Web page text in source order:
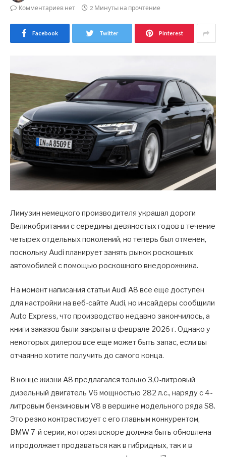
Комментариев нет
2 Минуты на прочтение
Facebook Twitter Pinterest
Лимузин немецкого производителя украшал дороги
Великобритании с середины девяностых годов в течение
четырех отдельных поколений, но теперь был отменен,
поскольку Audi планирует занять рынок роскошных
автомобилей с помощью роскошного внедорожника.
На момент написания статьи Audi A8 все еще доступен
для настройки на веб-сайте Audi, но инсайдеры сообщили
Auto Express, что производство недавно закончилось, а
книги заказов были закрыты в феврале 2026 г. Однако у
некоторых дилеров все еще может быть запас, если вы
отчаянно хотите получить до самого конца.
В конце жизни A8 предлагался только 3,0-литровый
дизельный двигатель V6 мощностью 282 л.с., наряду с 4-
литровым бензиновым V8 в вершине модельного ряда S8.
Это резко контрастирует с его главным конкурентом,
BMW 7-й серии, которая вскоре должна быть обновлена
и продолжает продаваться как в гибридных, так и в